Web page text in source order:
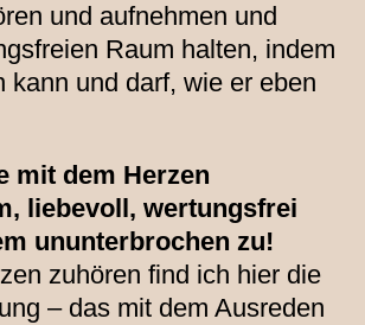
und aufnehmen und
Raum halten, indem
kann und darf, wie er eben
mit dem Herzen
liebevoll, wertungsfrei
ununterbrochen zu!
zuhören find ich hier die
– das mit dem Ausreden